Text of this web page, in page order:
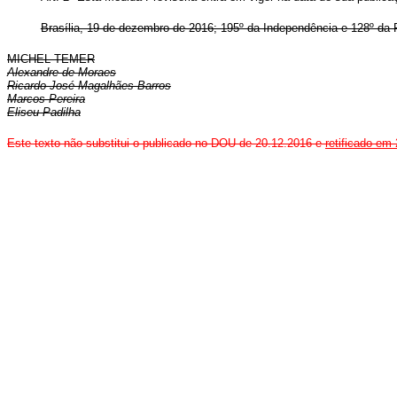
Brasília, 19 de dezembro de 2016; 195º da Independência e 128º da
MICHEL TEMER
Alexandre de Moraes
Ricardo José Magalhães Barros
Marcos Pereira
Eliseu Padilha
Este texto não substitui o publicado no DOU de 20.12.2016 eretificado em